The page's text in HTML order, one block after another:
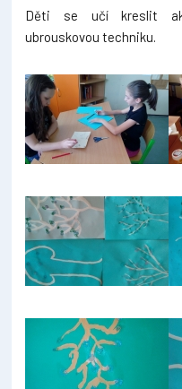
Děti se učí kreslit
ubrouskovou techniku.